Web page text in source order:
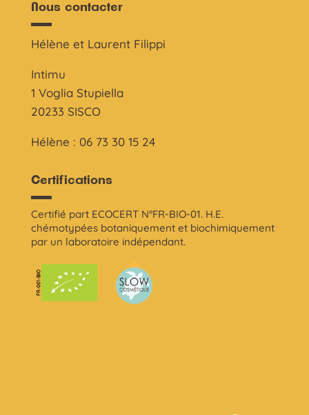
Nous contacter
Hélène et Laurent Filippi
Intimu
1 Voglia Stupiella
20233 SISCO
Hélène : 06 73 30 15 24
Certifications
Certifié part ECOCERT N°FR-BIO-01. H.E.
chémotypées botaniquement et biochimiquement
par un laboratoire indépendant.